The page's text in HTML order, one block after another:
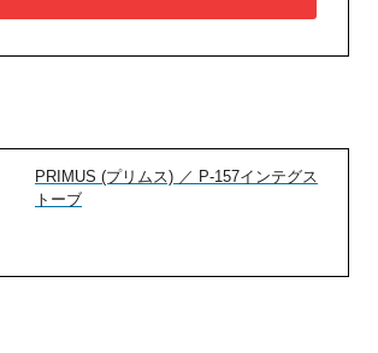
PRIMUS (プリムス) ／ P-157インテグス
トーブ